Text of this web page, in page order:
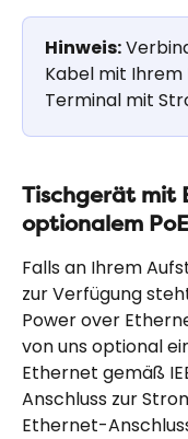
Hinweis:
Kabel mit Ihrem
Terminal mit
Tischgerät mit
optionalem
Falls an Ihrem
zur Verfügung
Power over
von uns optional
Ethernet gemäß
Anschluss zur
Ethernet-